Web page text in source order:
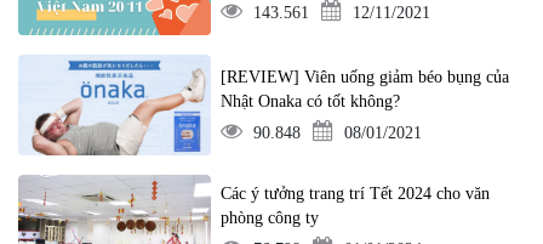
143.561
12/11/2021
[REVIEW] Viên uống giảm béo bụng của
Nhật Onaka có tốt không?
90.848
08/01/2021
Các ý tưởng trang trí Tết 2024 cho văn
phòng công ty